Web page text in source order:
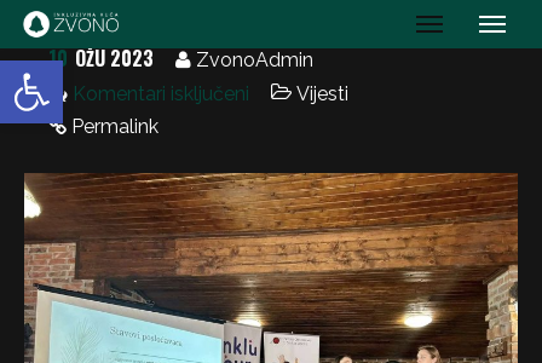
Open toolbar IK Zvono
10 OŽU 2023
ZvonoAdmin
Komentari isključeni
Vijesti
Permalink